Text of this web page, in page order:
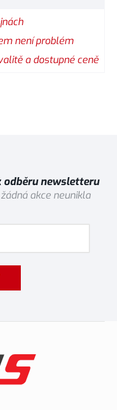
není problém
a dostupné ceně
odběru newsletteru
akce neunikla